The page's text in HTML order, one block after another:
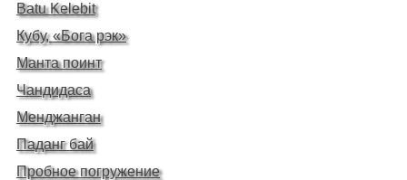
Batu Kelebit
Кубу, «Бога рэк»
Манта поинт
Чандидаса
Менджанган
Паданг бай
Пробное погружение